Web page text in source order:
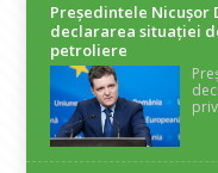
Președintele Nicuşor
declararea situaţiei
petroliere